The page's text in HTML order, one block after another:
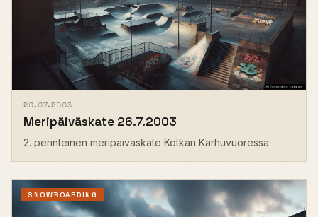
20.07.2003
Meripäiväskate 26.7.2003
2. perinteinen meripäiväskate Kotkan Karhuvuoressa.
SNOWBOARDING